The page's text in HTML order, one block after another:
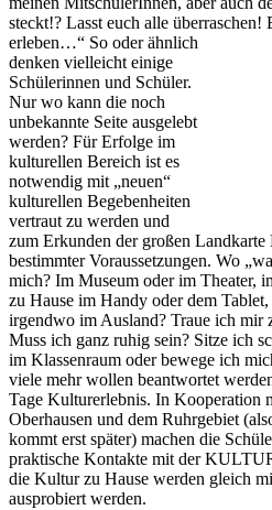
steckt!? Lasst euch alle
erleben…“ So oder ähnlich
denken vielleicht einige
Schülerinnen und Schüler.
Nur wo kann die noch
unbekannte Seite ausgelebt
werden? Für Erfolge im
kulturellen Bereich ist es
notwendig mit „neuen“
kulturellen Begebenheiten
vertraut zu werden und
zum Erkunden der großen
bestimmter Voraussetzungen. Wo
mich? Im Museum oder im Theater,
zu Hause im Handy oder dem
irgendwo im Ausland? Traue ich mir
Muss ich ganz ruhig sein? Sitze ich
im Klas­senraum oder bewege ich
viele mehr wollen beantwortet
Tage Kulturerlebnis. In Kooperation
Oberhausen und dem Ruhrgebiet
kommt erst später) machen die
praktische Kontakte mit der
die Kultur zu Hause werden gleich
ausprobiert werden.